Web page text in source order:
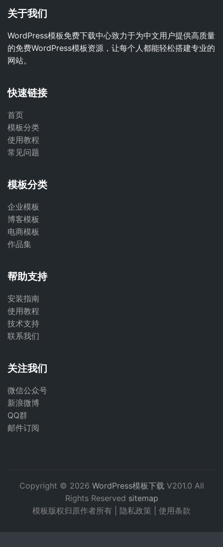
关于我们
WordPress模板免费下载中心致力于为中文用户提供高质量
的免费WordPress模板资源，让每个人都能轻松搭建专业的
网站。
快速链接
首页
模板分类
使用教程
常见问题
模板分类
企业模板
博客模板
电商模板
作品集
帮助支持
安装指南
使用教程
技术支持
联系我们
关注我们
微信公众号
新浪微博
QQ群
邮件订阅
Copyright © 2026 WordPress模板下载 V201.0 All
Rights Reserved sitemap
模板版权归原作者所有 | 隐私政策 使用条款